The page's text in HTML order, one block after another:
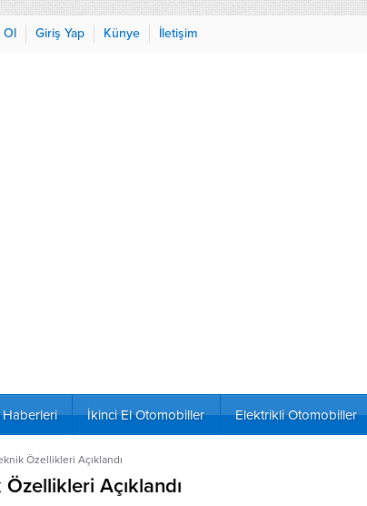
Ol Giriş Yap Künye İletişim
İkinci El Otomobiller Elektrikli Otomobiller
Özellikleri Açıklandı
Açıklandı